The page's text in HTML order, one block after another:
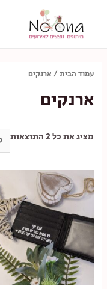
עמוד הבית / ארנקים
ארנקים
מציג את כל 2 התוצאות